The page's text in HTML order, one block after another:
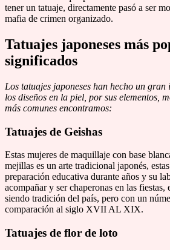
tener un tatuaje, directamente pasó a ser
mafia de crimen organizado.
Tatuajes japoneses más
significados
Los tatuajes japoneses han hecho un
los diseños en la piel, por sus elementos,
más comunes encontramos:
Tatuajes de Geishas
Estas mujeres de maquillaje con base
mejillas es un arte tradicional japonés,
preparación educativa durante años y su
acompañar y ser chaperonas en las fiestas,
siendo tradición del país, pero con un
comparación al siglo XVII AL XIX.
Tatuajes de flor de loto